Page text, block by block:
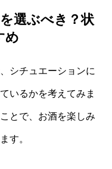
選ぶべき？状
め
シチュエーションに
いるかを考えてみま
とで、お酒を楽しみ
す。